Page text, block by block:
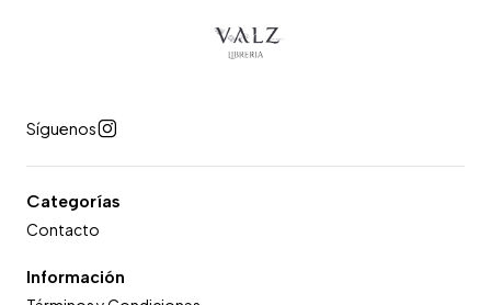
Síguenos
Categorías
Contacto
Información